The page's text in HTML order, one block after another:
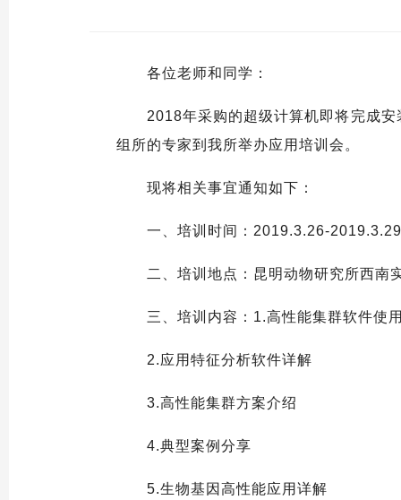
各位老师和同学：
2018年采购的超级计算机即将完成安
组所的专家到我所举办应用培训会。
现将相关事宜通知如下：
一、培训时间：2019.3.26-2019.3.29
二、培训地点：昆明动物研究所西南
三、培训内容：1.高性能集群软件使
2.应用特征分析软件详解
3.高性能集群方案介绍
4.典型案例分享
5.生物基因高性能应用详解